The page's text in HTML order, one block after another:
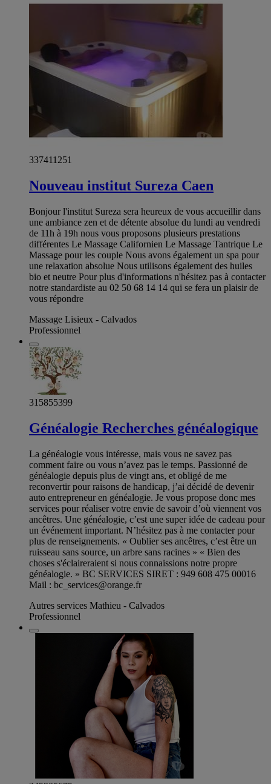
337411251
Nouveau institut Sureza Caen
Bonjour l'institut Sureza sera heureux de vous accueillir dans
une ambiance zen et de détente absolue du lundi au vendredi
de 11h à 19h nous vous proposons plusieurs prestations
différentes Le Massage Californien Le Massage Tantrique Le
Massage pour les couple Nous avons également un spa pour
une relaxation absolue Nous utilisons également des huiles
bio et neutre Pour plus d'informations n'hésitez pas à contacter
notre standardiste au 02 50 68 14 14 qui se fera un plaisir de
vous répondre
Massage Lisieux - Calvados
Professionnel
315855399
Généalogie Recherches généalogique
La généalogie vous intéresse, mais vous ne savez pas
comment faire ou vous n’avez pas le temps. Passionné de
généalogie depuis plus de vingt ans, et obligé de me
reconvertir pour raisons de handicap, j’ai décidé de devenir
auto entrepreneur en généalogie. Je vous propose donc mes
services pour réaliser votre envie de savoir d’où viennent vos
ancêtres. Une généalogie, c’est une super idée de cadeau pour
un événement important. N’hésitez pas à me contacter pour
plus de renseignements. « Oublier ses ancêtres, c’est être un
ruisseau sans source, un arbre sans racines » « Bien des
choses s'éclaireraient si nous connaissions notre propre
généalogie. » BC SERVICES SIRET : 949 608 475 00016
Mail : bc_services@orange.fr
Autres services Mathieu - Calvados
Professionnel